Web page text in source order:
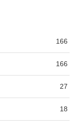
166
166
27
18